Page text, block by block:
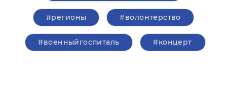
#регионы #волонтерство
#военныйгоспиталь #концерт